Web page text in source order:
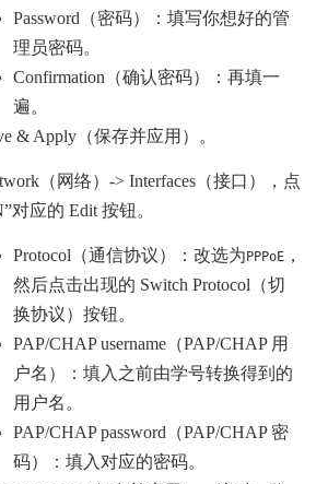
Password（密码）：填写你想好的管
理员密码。
Confirmation（确认密码）：再填一
遍。
& Apply（保存并应用）。
（网络）-> Interfaces（接口），点
对应的 Edit 按钮。
Protocol（通信协议）：改选为PPPoE ，
然后点击出现的 Switch Protocol（切
换协议）按钮。
PAP/CHAP username（PAP/CHAP 用
户名）：填入之前由学号转换得到的
用户名。
PAP/CHAP password（PAP/CHAP 密
码）：填入对应的密码。